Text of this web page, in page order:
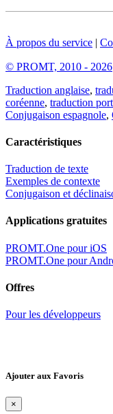
À propos du service |
© PROMT, 2010 - 2026
Traduction anglaise,
coréenne, traduction
Conjugaison espagnole,
Caractéristiques
Traduction de texte
Exemples de contexte
Conjugaison et
Applications gratuites
PROMT.One pour iOS
PROMT.One pour
Offres
Pour les développeurs
Ajouter aux Favoris
×